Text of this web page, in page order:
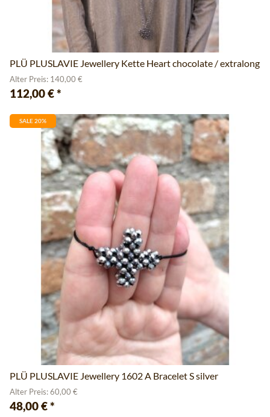
PLÜ PLUSLAVIE Jewellery Kette Heart chocolate / extralong
Alter Preis: 140,00 €
112,00 €*
SALE 20%
PLÜ PLUSLAVIE Jewellery 1602 A Bracelet S silver
Alter Preis: 60,00 €
48,00 €*